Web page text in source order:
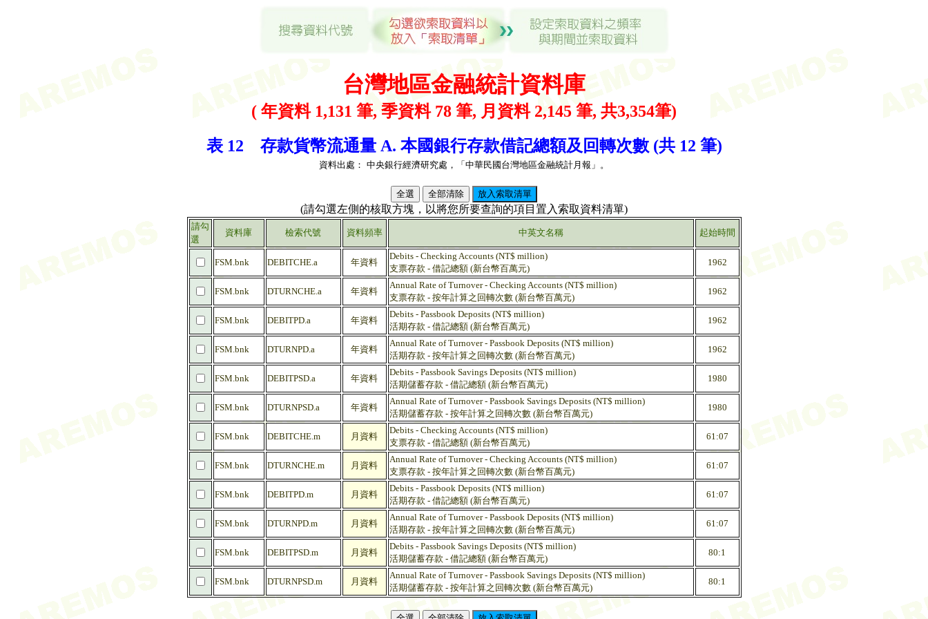
台灣地區金融統計資料庫
( 年資料 1,131 筆, 季資料 78 筆, 月資料 2,145 筆, 共3,354筆)
表 12 存款貨幣流通量 A. 本國銀行存款借記總額及回轉次數 (共 12 筆)
資料出處： 中央銀行經濟研究處，「中華民國台灣地區金融統計月報」。
(請勾選左側的核取方塊，以將您所要查詢的項目置入索取資料清單)
請勾
選
資料庫 檢索代號 資料頻率 中英文名稱 起始時間
FSM.bnk DEBITCHE.a 年資料
Debits - Checking Accounts (NT$ million)
支票存款 - 借記總額 (新台幣百萬元)
1962
FSM.bnk DTURNCHE.a 年資料
Annual Rate of Turnover - Checking Accounts (NT$ million)
支票存款 - 按年計算之回轉次數 (新台幣百萬元)
1962
FSM.bnk DEBITPD.a 年資料
Debits - Passbook Deposits (NT$ million)
活期存款 - 借記總額 (新台幣百萬元)
1962
FSM.bnk DTURNPD.a 年資料
Annual Rate of Turnover - Passbook Deposits (NT$ million)
活期存款 - 按年計算之回轉次數 (新台幣百萬元)
1962
FSM.bnk DEBITPSD.a 年資料
Debits - Passbook Savings Deposits (NT$ million)
活期儲蓄存款 - 借記總額 (新台幣百萬元)
1980
FSM.bnk DTURNPSD.a 年資料
Annual Rate of Turnover - Passbook Savings Deposits (NT$ million)
活期儲蓄存款 - 按年計算之回轉次數 (新台幣百萬元)
1980
FSM.bnk DEBITCHE.m 月資料
Debits - Checking Accounts (NT$ million)
支票存款 - 借記總額 (新台幣百萬元)
61:07
FSM.bnk DTURNCHE.m 月資料
Annual Rate of Turnover - Checking Accounts (NT$ million)
支票存款 - 按年計算之回轉次數 (新台幣百萬元)
61:07
FSM.bnk DEBITPD.m 月資料
Debits - Passbook Deposits (NT$ million)
活期存款 - 借記總額 (新台幣百萬元)
61:07
FSM.bnk DTURNPD.m 月資料
Annual Rate of Turnover - Passbook Deposits (NT$ million)
活期存款 - 按年計算之回轉次數 (新台幣百萬元)
61:07
FSM.bnk DEBITPSD.m 月資料
Debits - Passbook Savings Deposits (NT$ million)
活期儲蓄存款 - 借記總額 (新台幣百萬元)
80:1
FSM.bnk DTURNPSD.m 月資料
Annual Rate of Turnover - Passbook Savings Deposits (NT$ million)
活期儲蓄存款 - 按年計算之回轉次數 (新台幣百萬元)
80:1